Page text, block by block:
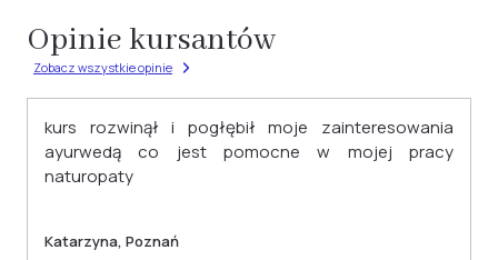
nie muszą przyjeżdżać do nas na żadnym
etapie kursu. Wszystkie materiały, testy,
dostosowana do Twoich preferencji.
na którym widnieje zakres przerabianego
materiału. To nie tylko wizualny symbol
osiągnięć, ale także cenny atut wzbogacający
zaświadczenie wydane na podstawie § 23 ust.
4 rozporządzenia Ministra Edukacji i Nauki z
dnia 6 października 2023 r. w sprawie
pozaszkolnych (Dz. U. z 2023 r. poz. 2175).
Opinie kursantów
Zobacz wszystkie opinie
kurs rozwinął i pogłębił moje zainteresowania
ayurwedą co jest pomocne w mojej pracy
naturopaty
Katarzyna, Poznań